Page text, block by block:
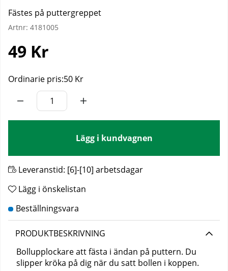
Fästes på puttergreppet
Artnr: 4181005
49 Kr
Ordinarie pris:50 Kr
Lägg i kundvagnen
Leveranstid: [6]-[10] arbetsdagar
Lägg i önskelistan
PRODUKTBESKRIVNING
Bollupplockare att fästa i ändan på puttern. Du
slipper kröka på dig när du satt bollen i koppen.